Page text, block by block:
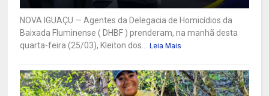
NOVA IGUAÇU — Agentes da Delegacia de Homicídios da
Baixada Fluminense ( DHBF ) prenderam, na manhã desta
quarta-feira (25/03), Kleiton dos...
Leia Mais